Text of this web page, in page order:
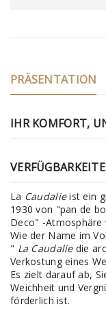
PRÄSENTATION
IHR KOMFORT,
La Caudalieist ein
1930 von "pan de
Deco" -
Wie der Name im
" La Caudaliedie
Verkostung eines
Es zielt darauf ab,
Weichheit und
förderlich ist.